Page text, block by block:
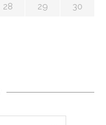
28 29
30